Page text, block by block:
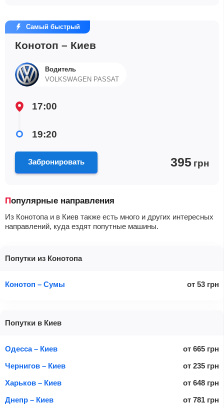
Самый быстрый
Конотоп – Киев
Водитель
VOLKSWAGEN PASSAT
17:00
19:20
Забронировать 395 грн
Популярные направления
Из Конотопа и в Киев также есть много и других интересных
направлений, куда ездят попутные машины.
Попутки из Конотопа
Конотоп – Сумы от 53 грн
Попутки в Киев
Одесса – Киев от 665 грн
Чернигов – Киев
от 235 грн
Харьков – Киев
от 648 грн
Днепр – Киев
от 781 грн